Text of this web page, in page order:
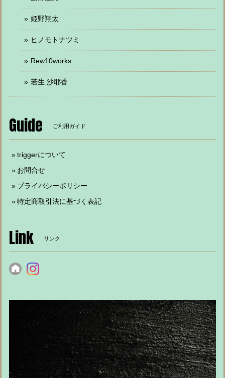
姫野翔太
ヒノモトナツミ
Rew10works
若生 沙耶香
Guide ご利用ガイド
triggerについて
お問合せ
プライバシーポリシー
特定商取引法に基づく表記
Link リンク